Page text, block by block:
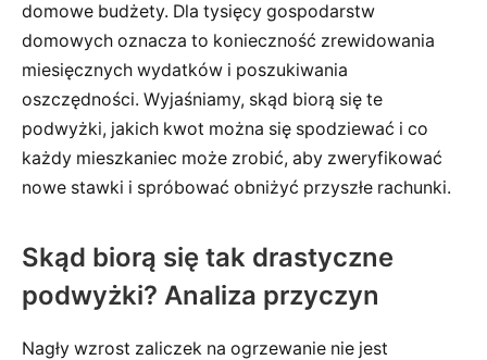
domowe budżety. Dla tysięcy gospodarstw
domowych oznacza to konieczność zrewidowania
miesięcznych wydatków i poszukiwania
oszczędności. Wyjaśniamy, skąd biorą się te
podwyżki, jakich kwot można się spodziewać i co
każdy mieszkaniec może zrobić, aby zweryfikować
nowe stawki i spróbować obniżyć przyszłe rachunki.
Skąd biorą się tak drastyczne
podwyżki? Analiza przyczyn
Nagły wzrost zaliczek na ogrzewanie nie jest